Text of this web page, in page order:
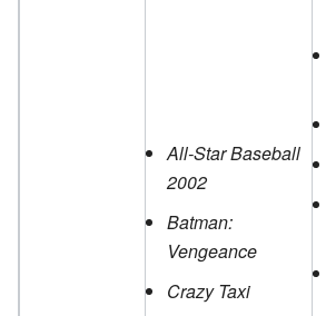
All-Star Baseball
2002
Batman:
Vengeance
Crazy Taxi